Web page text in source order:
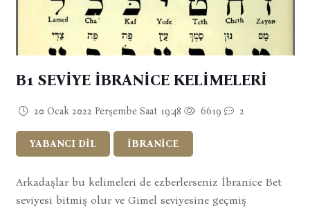
B1 SEVİYE İBRANİCE KELİMELERİ
20 Ocak 2022 Perşembe Saat 19:48 6619 2
YABANCI DİL İBRANİCE
Arkadaşlar bu kelimeleri de ezberlerseniz İbranice Bet
seviyesi bitmiş olur ve Gimel seviyesine geçmiş